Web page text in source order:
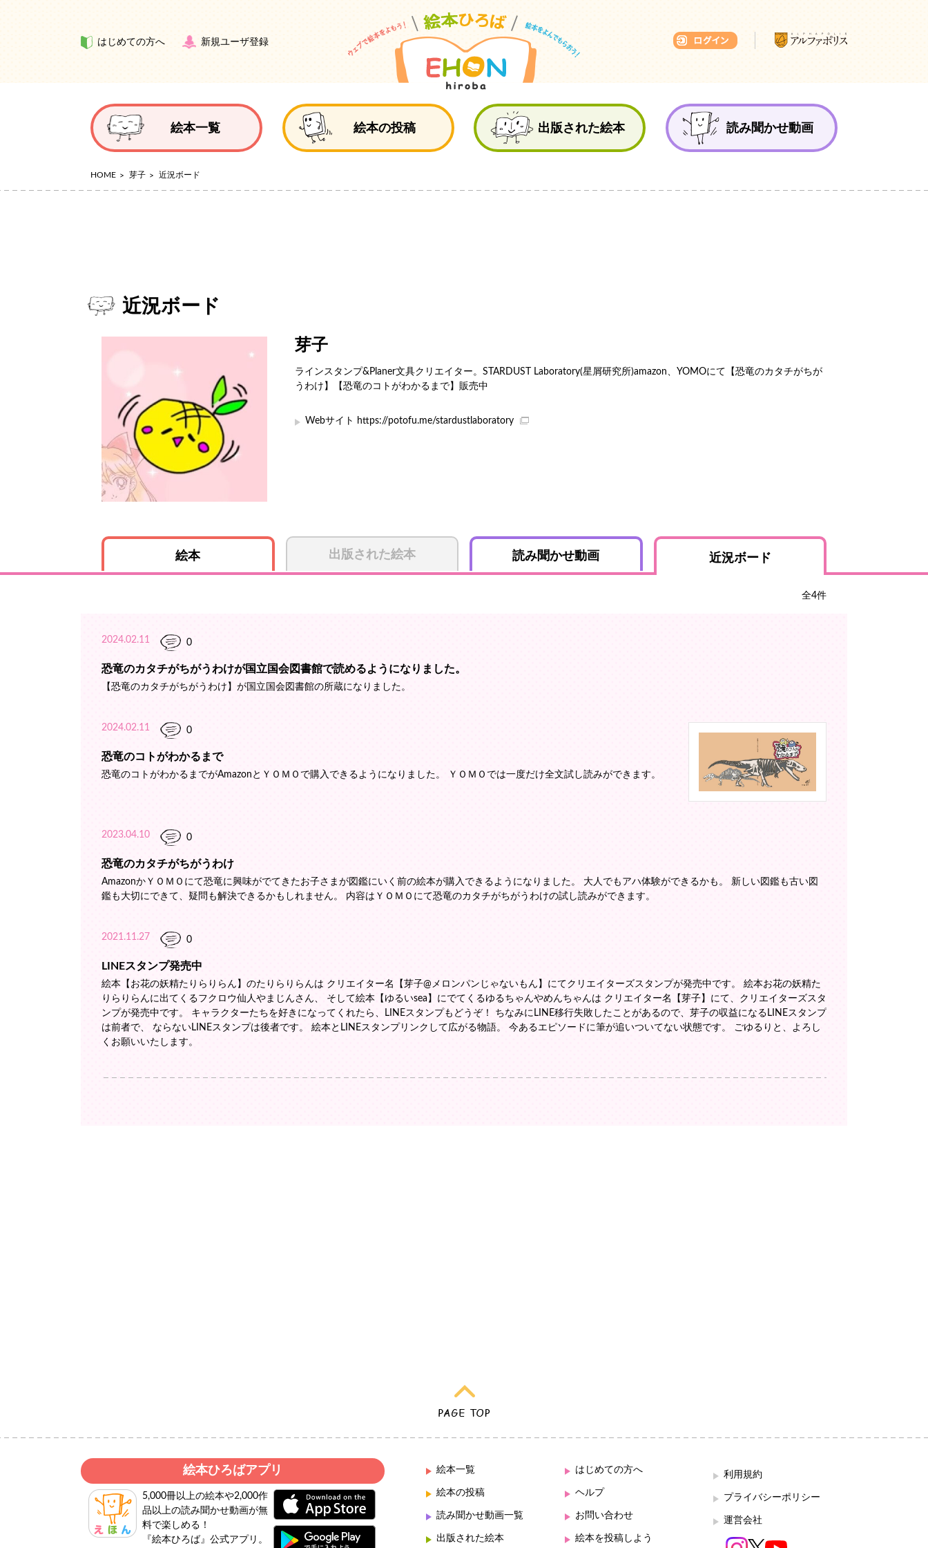
はじめての方へ 新規ユーザ登録
絵本一覧 絵本の投稿 出版された絵本 読み聞かせ動画
HOME 芽子 近況ボード
近況ボード
芽子
ラインスタンプ&Planer文具クリエイター。STARDUST Laboratory(星屑研究所)amazon、YOMOにて【恐竜のカタチがちが
うわけ】【恐竜のコトがわかるまで】販売中
Webサイト https://potofu.me/stardustlaboratory
絵本 出版された絵本 読み聞かせ動画 近況ボード
全4件
2024.02.11 0
恐竜のカタチがちがうわけが国立国会図書館で読めるようになりました。
【恐竜のカタチがちがうわけ】が国立国会図書館の所蔵になりました。
2024.02.11 0
恐竜のコトがわかるまで
恐竜のコトがわかるまでがAmazonとＹＯＭＯで購入できるようになりました。 ＹＯＭＯでは一度だけ全文試し読みができます。
2023.04.10 0
恐竜のカタチがちがうわけ
AmazonかＹＯＭＯにて恐竜に興味がでてきたお子さまが図鑑にいく前の絵本が購入できるようになりました。 大人でもアハ体験ができるかも。 新しい図鑑も古い図
鑑も大切にできて、疑問も解決できるかもしれません。 内容はＹＯＭＯにて恐竜のカタチがちがうわけの試し読みができます。
2021.11.27 0
LINEスタンプ発売中
絵本【お花の妖精たりらりらん】のたりらりらんは クリエイター名【芽子@メロンパンじゃないもん】にてクリエイターズスタンプが発売中です。 絵本お花の妖精た
りらりらんに出てくるフクロウ仙人やまじんさん、 そして絵本【ゆるいsea】にでてくるゆるちゃんやめんちゃんは クリエイター名【芽子】にて、クリエイターズスタ
ンプが発売中です。 キャラクターたちを好きになってくれたら、LINEスタンプもどうぞ！ ちなみにLINE移行失敗したことがあるので、芽子の収益になるLINEスタンプ
は前者で、 ならないLINEスタンプは後者です。 絵本とLINEスタンプリンクして広がる物語。 今あるエピソードに筆が追いついてない状態です。 ごゆるりと、よろし
くお願いいたします。
絵本ひろばアプリ
5,000冊以上の絵本や2,000作
品以上の読み聞かせ動画が無
料で楽しめる！
『絵本ひろば』公式アプリ。
絵本一覧
絵本の投稿
読み聞かせ動画一覧
出版された絵本
はじめての方へ
ヘルプ
お問い合わせ
絵本を投稿しよう
利用規約
プライバシーポリシー
運営会社